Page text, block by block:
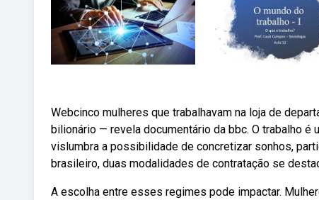
Webcinco mulheres que trabalhavam na loja de
bilionário — revela documentário da bbc. O trabalho é
vislumbra a possibilidade de concretizar sonhos,
brasileiro, duas modalidades de contratação se
A escolha entre esses regimes pode impactar.